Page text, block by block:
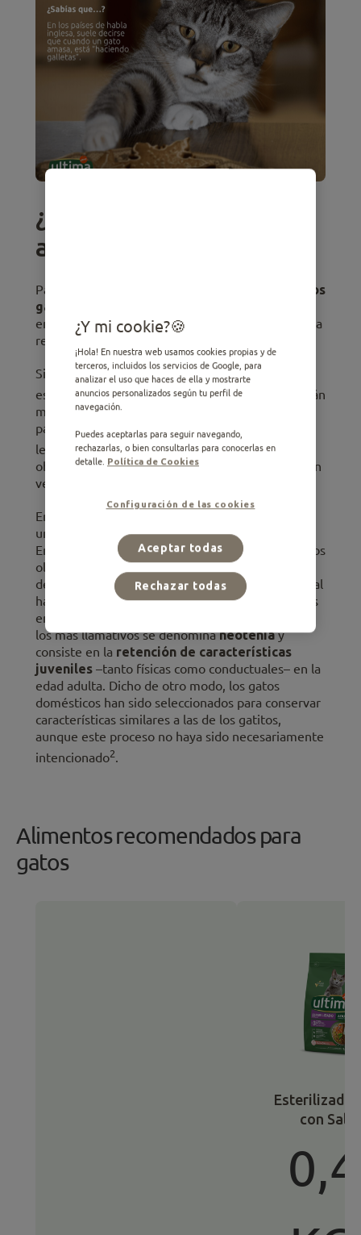
¿Cuál es el origen del
amasado en los gatos?
Para descubrir el
significado del amasado en los
gatos
en que los gatos comienzan a amasar. Esto implica
regresar a sus primeros días de vida.
Siendo unos recién nacidos , los gatitos realizan
esta conducta durante la lactancia1. Mientras están
mamando, amasan las mamas de la gata con las
patas delanteras, estimulando la salida de la
leche
. Y si todo va bien y los gatitos están
obteniendo suficiente leche, puede escucharse un
verdadero “concierto” de ronroneos.
En los
una función relacionada con la alimentación.
Entonces, ¿por qué los gatos amasan? No debemos
olvidar que los gatos “actuales” son el resultado
de un
proceso de domesticación
durante el cual
han experimentado algunos cambios importantes
en comparación con su ancestro salvaje. Uno de
los más llamativos se denominaneoteniay
consiste en la retención de características
juveniles –tanto físicas como conductuales– en la
edad adulta. Dicho de otro modo, los gatos
domésticos han sido seleccionados para conservar
características similares a las de los gatitos,
aunque este proceso no haya sido necesariamente
intencionado2.
Alimentos recomendados para
gatos
Esterilizado
con
¿Y mi cookie?
¡Hola! En nuestra web usamos cookies propias y de
terceros, incluidos los servicios de Google, para
analizar el uso que haces de ella y mostrarte
anuncios personalizados según tu perfil de
navegación.
Puedes aceptarlas para seguir navegando,
rechazarlas, o bien consultarlas para conocerlas en
detalle. Política de Cookies
Configuración de las cookies
Rechazar todas
Aceptar todas